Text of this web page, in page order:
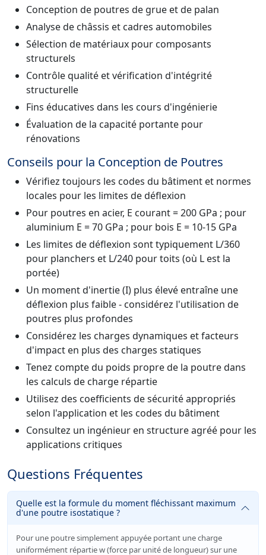
Conception de poutres de grue et de palan
Analyse de châssis et cadres automobiles
Sélection de matériaux pour composants
structurels
Contrôle qualité et vérification d'intégrité
structurelle
Fins éducatives dans les cours d'ingénierie
Évaluation de la capacité portante pour
rénovations
Conseils pour la Conception de Poutres
Vérifiez toujours les codes du bâtiment et normes
locales pour les limites de déflexion
Pour poutres en acier, E courant = 200 GPa ; pour
aluminium E = 70 GPa ; pour bois E = 10-15 GPa
Les limites de déflexion sont typiquement L/360
pour planchers et L/240 pour toits (où L est la
portée)
Un moment d'inertie (I) plus élevé entraîne une
déflexion plus faible - considérez l'utilisation de
poutres plus profondes
Considérez les charges dynamiques et facteurs
d'impact en plus des charges statiques
Tenez compte du poids propre de la poutre dans
les calculs de charge répartie
Utilisez des coefficients de sécurité appropriés
selon l'application et les codes du bâtiment
Consultez un ingénieur en structure agréé pour les
applications critiques
Questions Fréquentes
Quelle est la formule du moment fléchissant maximum
d'une poutre isostatique ?
Pour une poutre simplement appuyée portant une charge
uniformément répartie w (force par unité de longueur) sur une